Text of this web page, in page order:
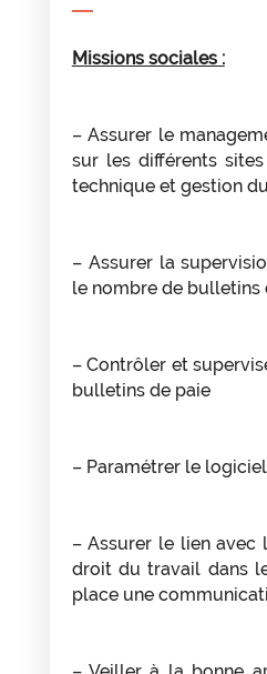
Missions sociales :
– Assurer le
sur les différents
technique et gestion
– Assurer la
le nombre de bulletins
– Contrôler et
bulletins de paie
– Paramétrer le
– Assurer le lien avec
droit du travail dans
place une